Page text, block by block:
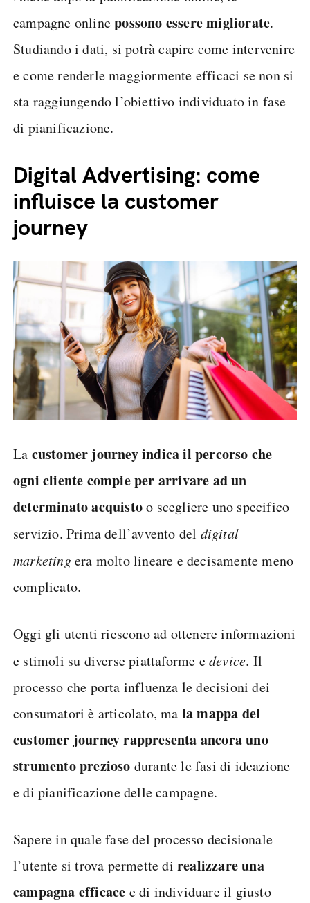
campagne onlinepossono essere migliorate.
Studiando i dati, si potrà capire come intervenire
e come renderle maggiormente efficaci se non si
sta raggiungendo l’obiettivo individuato in fase
di pianificazione.
Digital Advertising: come
influisce la customer
journey
La customer journey indica il percorso che
ogni cliente compie per arrivare ad un
determinato acquistoo scegliere uno specifico
servizio. Prima dell’avvento del digital
marketingera molto lineare e decisamente meno
complicato.
Oggi gli utenti riescono ad ottenere informazioni
e stimoli su diverse piattaforme edevice. Il
processo che porta influenza le decisioni dei
consumatori è articolato, ma la mappa del
customer journey rappresenta ancora uno
strumento prezioso durante le fasi di ideazione
e di pianificazione delle campagne.
Sapere in quale fase del processo decisionale
l’utente si trova permette di realizzare una
campagna efficace e di individuare il giusto